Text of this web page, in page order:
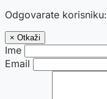
Odgovarate korisniku:
× Otkaži
Ime
Email